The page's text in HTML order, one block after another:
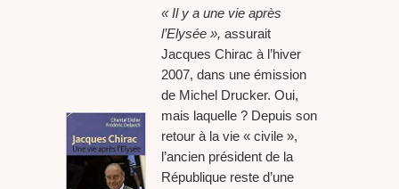
« Il y a une vie après
l’Elysée », assurait
Jacques Chirac à l’hiver
2007, dans une émission
de Michel Drucker. Oui,
mais laquelle ? Depuis son
retour à la vie « civile »,
l’ancien président de la
République reste d’une